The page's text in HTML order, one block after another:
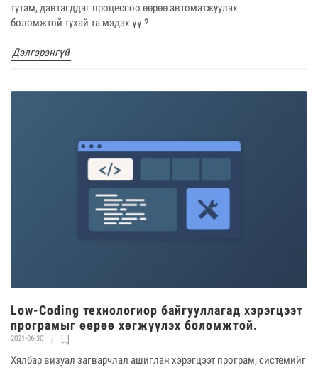
тутам, давтагддаг процессоо өөрөө автоматжуулах
боломжтой тухай та мэдэх үү ?
Дэлгэрэнгүй
Low-Coding технологиор байгууллагад хэрэгцээт
програмыг өөрөө хөгжүүлэх боломжтой.
2021-06-30
Хялбар визуал загварчлал ашиглан хэрэгцээт програм, системийг